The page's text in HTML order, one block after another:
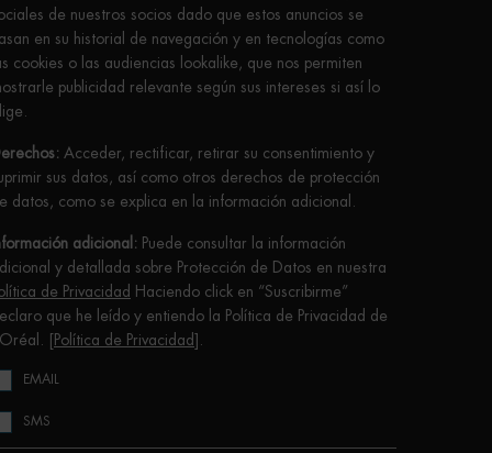
de nuestros socios dado que estos anuncios se
en su historial de navegación y en tecnologías como
cookies o las audiencias lookalike, que nos permiten
publicidad relevante según sus intereses si así lo
Acceder, rectificar, retirar su consentimiento y
sus datos, así como otros derechos de protección
datos, como se explica en la información adicional.
adicional: Puede consultar la información
y detallada sobre Protección de Datos en nuestra
de Privacidad Haciendo click en “Suscribirme”
que he leído y entiendo la Política de Privacidad de
[
Política de Privacidad
EMAIL
SMS